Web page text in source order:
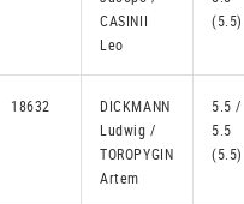
CASINII
Leo
(5.5)
18632
DICKMANN
Ludwig /
TOROPYGIN
Artem
5.5 /
5.5
(5.5)